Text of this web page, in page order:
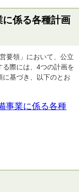
係る各種計画
要領」において、公立
際には、4つの計画を
基づき、以下のとお
事業に係る各種